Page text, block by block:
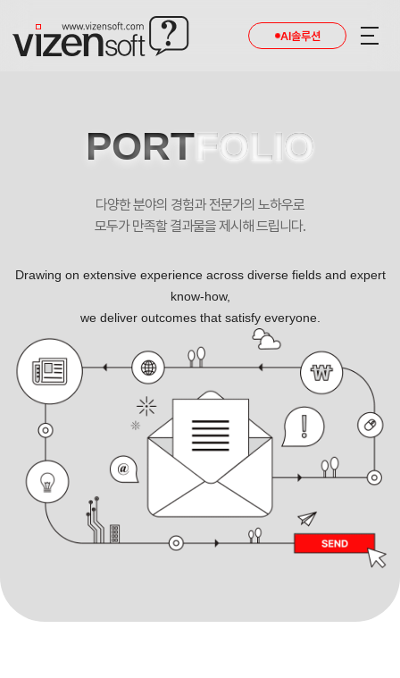
AI솔루션
안전하면서도 아름다워진다! 뷰티라인 한의원 포트폴리오
PORTFOLIO
다양한 분야의 경험과 전문가의 노하우로
모두가 만족할 결과물을 제시해 드립니다.
Drawing on extensive experience across diverse fields and expert
know-how,
we deliver outcomes that satisfy everyone.